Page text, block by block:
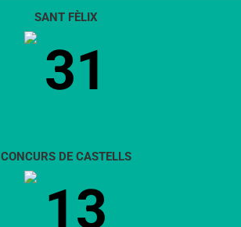
SANT FÈLIX
31
CONCURS DE CASTELLS
13